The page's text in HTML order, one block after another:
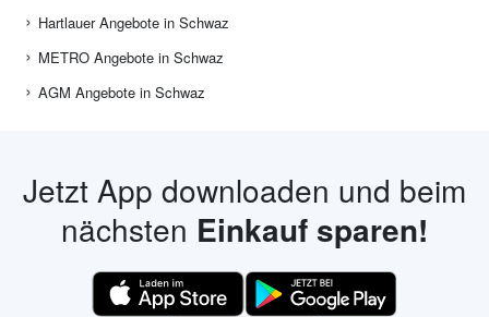
Hartlauer Angebote in Schwaz
METRO Angebote in Schwaz
AGM Angebote in Schwaz
Jetzt App downloaden und beim
nächsten Einkauf sparen!